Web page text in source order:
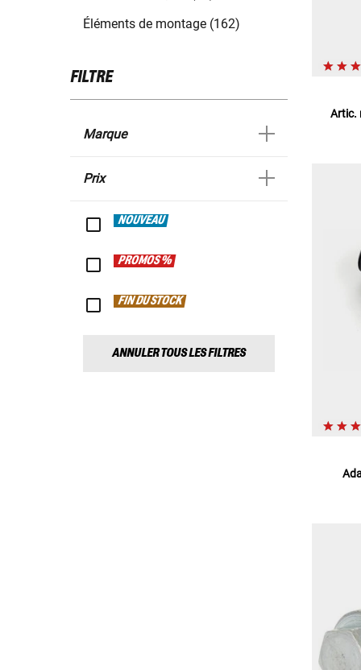
Éléments de montage (162)
FILTRE
Marque
Prix
NOUVEAU
PROMOS %
FIN DU STOCK
ANNULER TOUS LES FILTRES
Artic.